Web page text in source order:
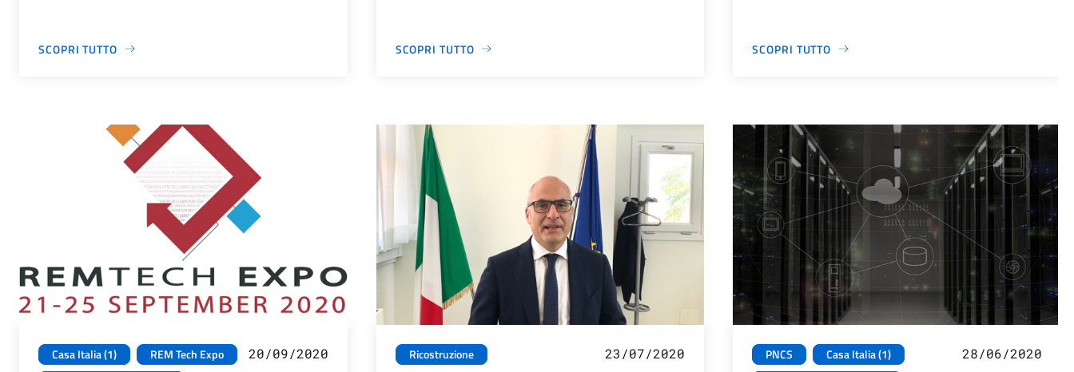
SCOPRI TUTTO SCOPRI TUTTO SCOPRI TUTTO
Casa Italia (1)
REM Tech Expo
20/09/2020 Ricostruzione 23/07/2020 PNCS
Casa Italia (1)
28/06/2020